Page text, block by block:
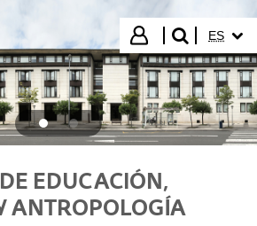
Iniciar sesión
buscar"
ES
EDUCACIÓN,
ANTROPOLOGÍA